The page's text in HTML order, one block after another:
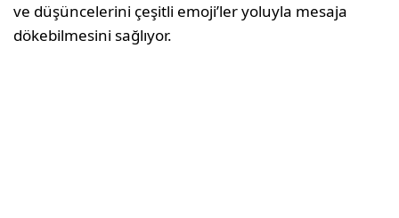
ve düşüncelerini çeşitli emoji’ler yoluyla mesaja
dökebilmesini sağlıyor.